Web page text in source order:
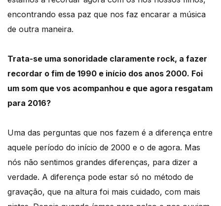
encontrando essa paz que nos faz encarar a música
de outra maneira.
Trata-se uma sonoridade claramente rock, a fazer
recordar o fim de 1990 e início dos anos 2000. Foi
um som que vos acompanhou e que agora resgatam
para 2016?
Uma das perguntas que nos fazem é a diferença entre
aquele período do início de 2000 e o de agora. Mas
nós não sentimos grandes diferenças, para dizer a
verdade. A diferença pode estar só no método de
gravação, que na altura foi mais cuidado, com mais